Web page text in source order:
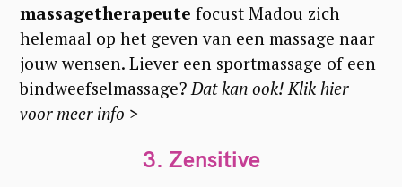
massagetherapeute focust Madou zich
helemaal op het geven van een massage naar
jouw wensen. Liever een sportmassage of een
bindweefselmassage? Dat kan ook! Klik hier
voor meer info >
3. Zensitive